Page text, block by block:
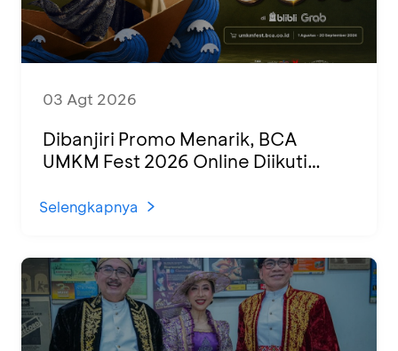
03 Agt 2026
Dibanjiri Promo Menarik, BCA
UMKM Fest 2026 Online Diikuti
Selengkapnya